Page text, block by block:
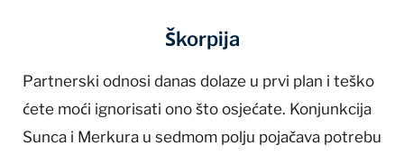
Škorpija
Partnerski odnosi danas dolaze u prvi plan i teško
ćete moći ignorisati ono što osjećate. Konjunkcija
Sunca i Merkura u sedmom polju pojačava potrebu